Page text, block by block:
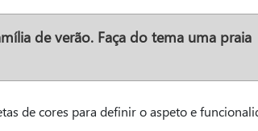
de verão. Faça do tema uma praia
de cores para definir o aspeto e